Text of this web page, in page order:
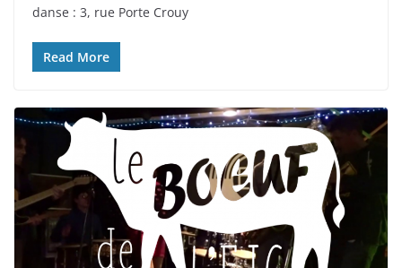
danse : 3, rue Porte Crouy
Read More